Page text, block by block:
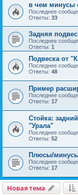
в чeм минусы
Последнее
Ответы: 33
Задняя
Последнее
Ответы: 1
Подвеска от
Последнее
Ответы: 48
Пример
Последнее
Ответы: 17
Стойка:
"Урала"
Последнее
Ответы: 52
Плюсы/минусы
Последнее
Ответы: 17
Новая тема